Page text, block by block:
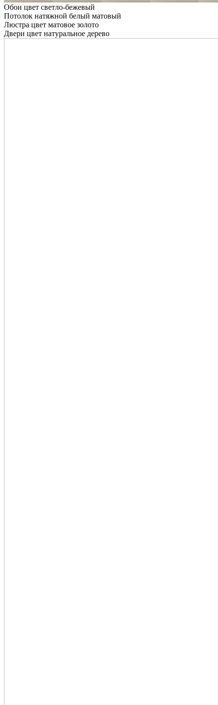
Обои цвет светло-бежевый
Потолок натяжной белый матовый
Люстра цвет матовое золото
Двери цвет натуральное дерево